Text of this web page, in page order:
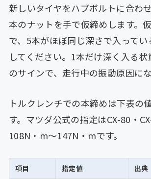
新しいタイヤをハブボルトに合わ
本のナットを手で仮締めします。
で、5本がほぼ同じ深さで入って
してください。1本だけ深く入る状
のサインで、走行中の振動原因にな
トルクレンチでの本締めは下表の
す。マツダ公式の指定はCX-80・
108N・m〜147N・mです。
項目 指定値 出典